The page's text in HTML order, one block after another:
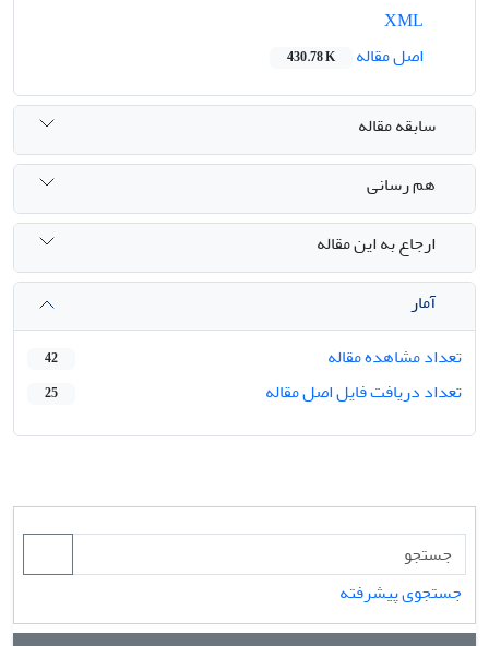
اصل مقاله
430.78 K
سابقه مقاله
هم رسانی
ارجاع به این مقاله
آمار
تعداد مشاهده مقاله
42
تعداد دریافت فایل اصل مقاله 25
جستجوی پیشرفته